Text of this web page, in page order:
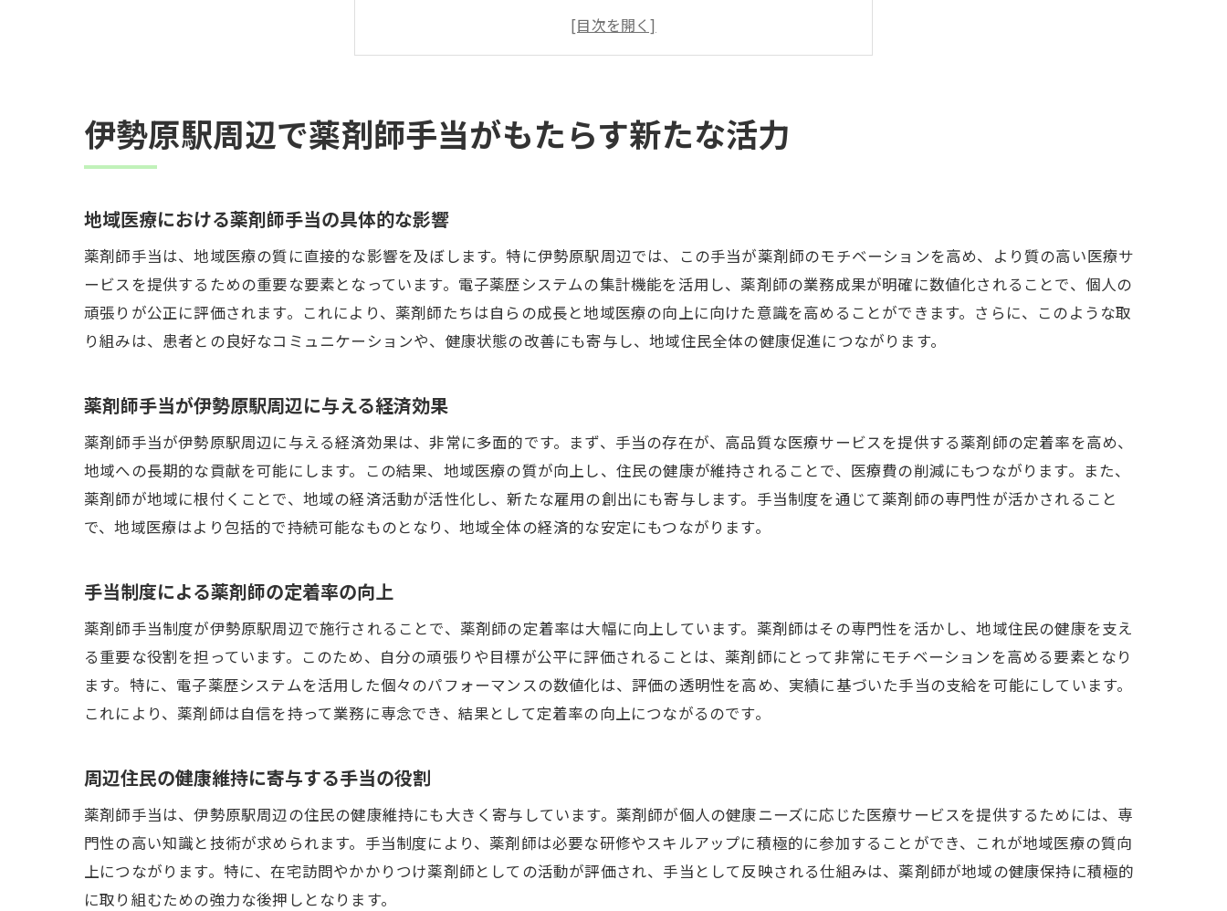
手当制度による薬剤師の定着率の向上
周辺住民の健康維持に寄与する手当の役割
手当が増加することで期待できる地域医療の未来
電子薬歴システムを駆使した薬剤師手当の進化
デジタル化が進める薬剤師業務の効率化と手当
電子薬歴システムで実現する公平な評価と手当支給
システム導入による薬剤師の業務負担軽減と報酬増加
デジタル技術がもたらす薬剤師への新たなインセンティブ
電子薬歴システム活用による実績評価の精緻化
公正な評価制度がもたらす職場環境の改善
努力を正当に評価されるための手当基準の整備
公平な評価が薬剤師のやりがいに与える影響
評価制度改革による個人パフォーマンスの向上
薬剤師の意欲を引き出す評価制度の設計
成果に基づく手当がもたらす職業意識の変化
モチベーションアップのための具体的手当施策
成果主義が薬剤師に与えるポジティブな影響
効率的な目標設定と手当連動の仕組み
地域医療の質向上に貢献する薬剤師手当の役割
地域医療連携強化における薬剤師手当の重要性
手当が担う地域医療の質的向上への貢献
伊勢原駅周辺で薬剤師手当がもたらす新たな活力
地域医療における薬剤師手当の具体的な影響
薬剤師手当は、地域医療の質に直接的な影響を及ぼします。特に伊勢原駅周辺では、この手当が薬剤師のモチベーションを高め、より質の高い医療サ
ービスを提供するための重要な要素となっています。電子薬歴システムの集計機能を活用し、薬剤師の業務成果が明確に数値化されることで、個人の
頑張りが公正に評価されます。これにより、薬剤師たちは自らの成長と地域医療の向上に向けた意識を高めることができます。さらに、このような取
り組みは、患者との良好なコミュニケーションや、健康状態の改善にも寄与し、地域住民全体の健康促進につながります。
薬剤師手当が伊勢原駅周辺に与える経済効果
薬剤師手当が伊勢原駅周辺に与える経済効果は、非常に多面的です。まず、手当の存在が、高品質な医療サービスを提供する薬剤師の定着率を高め、
地域への長期的な貢献を可能にします。この結果、地域医療の質が向上し、住民の健康が維持されることで、医療費の削減にもつながります。また、
薬剤師が地域に根付くことで、地域の経済活動が活性化し、新たな雇用の創出にも寄与します。手当制度を通じて薬剤師の専門性が活かされること
で、地域医療はより包括的で持続可能なものとなり、地域全体の経済的な安定にもつながります。
手当制度による薬剤師の定着率の向上
薬剤師手当制度が伊勢原駅周辺で施行されることで、薬剤師の定着率は大幅に向上しています。薬剤師はその専門性を活かし、地域住民の健康を支え
る重要な役割を担っています。このため、自分の頑張りや目標が公平に評価されることは、薬剤師にとって非常にモチベーションを高める要素となり
ます。特に、電子薬歴システムを活用した個々のパフォーマンスの数値化は、評価の透明性を高め、実績に基づいた手当の支給を可能にしています。
これにより、薬剤師は自信を持って業務に専念でき、結果として定着率の向上につながるのです。
周辺住民の健康維持に寄与する手当の役割
薬剤師手当は、伊勢原駅周辺の住民の健康維持にも大きく寄与しています。薬剤師が個人の健康ニーズに応じた医療サービスを提供するためには、専
門性の高い知識と技術が求められます。手当制度により、薬剤師は必要な研修やスキルアップに積極的に参加することができ、これが地域医療の質向
上につながります。特に、在宅訪問やかかりつけ薬剤師としての活動が評価され、手当として反映される仕組みは、薬剤師が地域の健康保持に積極的
に取り組むための強力な後押しとなります。